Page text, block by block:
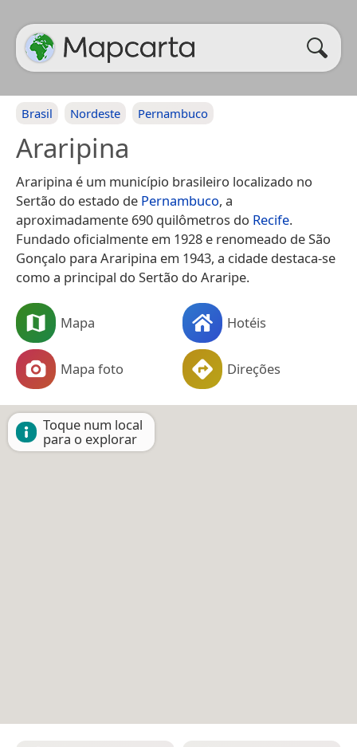
Brasil Nordeste Pernambuco
Araripina
Araripina é um município brasileiro localizado no
Sertão do estado de Pernambuco, a
aproximadamente 690 quilômetros do Recife.
Fundado oficialmente em 1928 e renomeado de São
Gonçalo para Araripina em 1943, a cidade destaca-se
como a principal do Sertão do Araripe.
Mapa Hotéis
Mapa foto Direções
Toque num local
para o explorar